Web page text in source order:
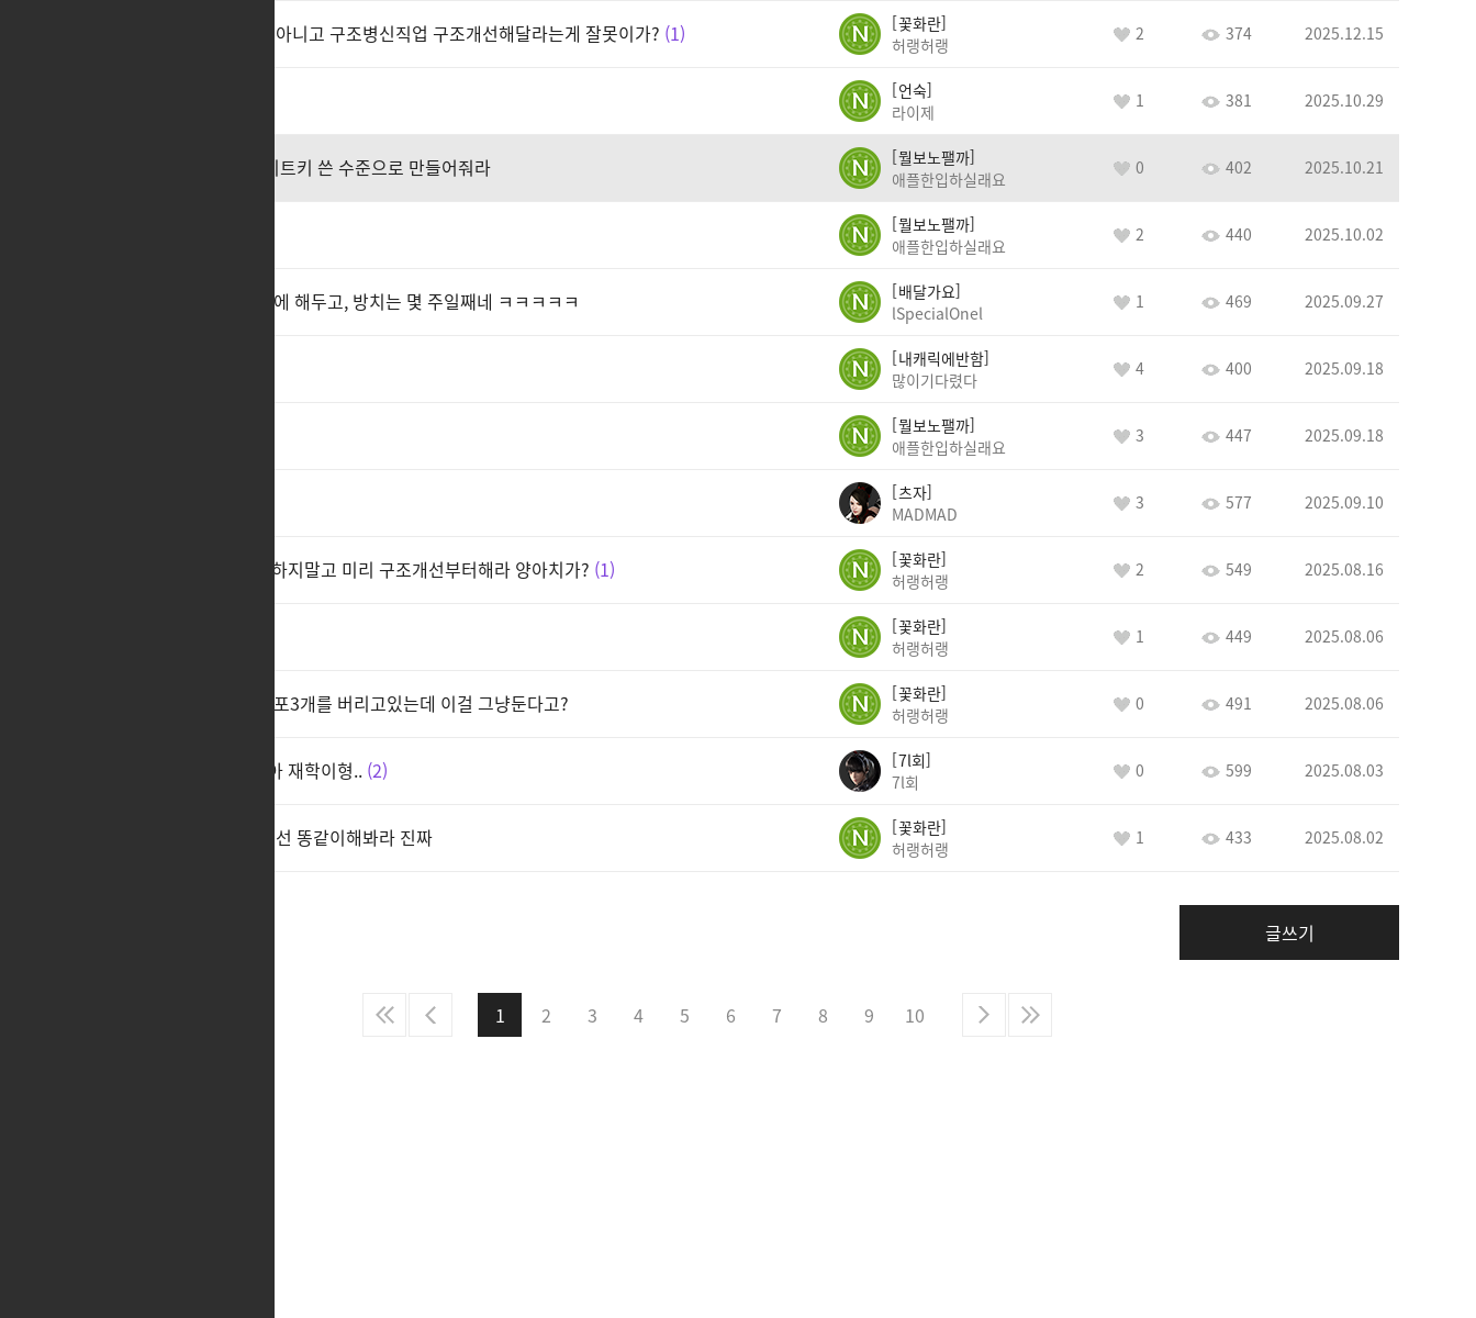
직변권내라 그냥 장난치는것도 아니고 구조병신직업 구조개선해달라는게 잘못이가? 1
꽃화란
허랭허랭
2 374 2025.12.15
언숙
라이제
1 381 2025.10.29
어차피 밸패 개판난거 전부다 치트키 쓴 수준으로 만들어줘라
뭘보노팰까
애플한입하실래요
0 402 2025.10.21
뭘보노팰까
애플한입하실래요
2 440 2025.10.02
직업구조 개박살 내는 건 3일만에 해두고, 방치는 몇 주일째네 ㅋㅋㅋㅋㅋ
배달가요
lSpecialOnel
1 469 2025.09.27
내캐릭에반함
많이기다렸다
4 400 2025.09.18
뭘보노팰까
애플한입하실래요
3 447 2025.09.18
츠자
MADMAD
3 577 2025.09.10
아크그리드로 구조쳐 바꿀라고하지말고 미리 구조개선부터해라 양아치가? 1
꽃화란
허랭허랭
2 549 2025.08.16
꽃화란
허랭허랭
1 449 2025.08.06
진짜 대단하다 와 주력기3개 트포3개를 버리고있는데 이걸 그냥둔다고?
꽃화란
허랭허랭
0 491 2025.08.06
진짜 인파 ** 같아서 접을거 같아 재학이형.. 2
7l회
7l회
0 599 2025.08.03
전재학 이거보고도 패싱이나 개선 똥같이해봐라 진짜
꽃화란
허랭허랭
1 433 2025.08.02
글쓰기
1 2 3 4 5 6 7 8 9 10